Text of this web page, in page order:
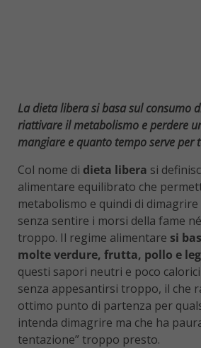
La dieta libera si basa sul consumo
riattivare il metabolismo e perdere
mangiare e quanto tempo serve per
Col nome di dieta libera si
alimentare equilibrato che
metabolismo e quindi di
senza sentire i morsi della fame
troppo. Il regime alimentare si
molte verdure, frutta, pollo e
questi sapori neutri e poco
senza appesantirsi troppo, il che
ottimo punto di partenza per
intenda dimagrire ma che ha
tentazione” troppo presto.